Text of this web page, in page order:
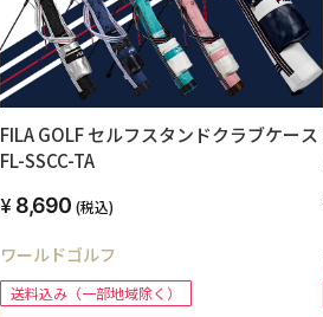
FILA GOLF セルフスタンドクラブケース
FL-SSCC-TA
8,690 (税込)
ワールドゴルフ
送料込み（一部地域除く）